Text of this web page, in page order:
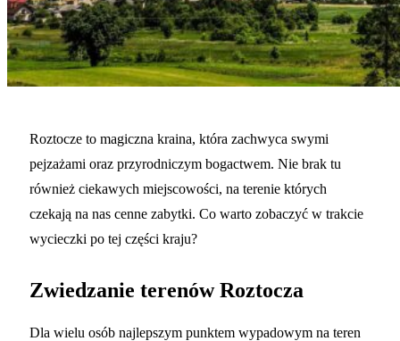
Roztocze to magiczna kraina, która zachwyca swymi
pejzażami oraz przyrodniczym bogactwem. Nie brak tu
również ciekawych miejscowości, na terenie których
czekają na nas cenne zabytki. Co warto zobaczyć w trakcie
wycieczki po tej części kraju?
Zwiedzanie terenów Roztocza
Dla wielu osób najlepszym punktem wypadowym na teren